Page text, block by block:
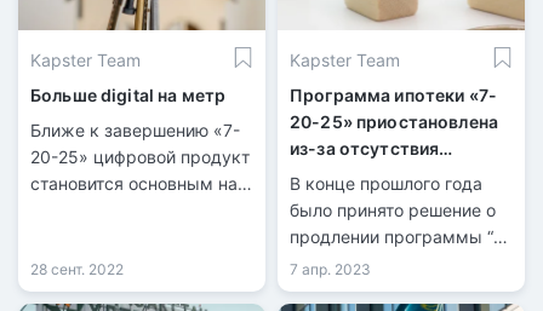
Kapster Team
Больше digital на метр
Ближе к завершению «7-
20-25» цифровой продукт
становится основным на
28 сент. 2022
Kapster Team
Программа ипотеки «7-
20-25» приостановлена
из-за отсутствия
финансирования
В конце прошлого года
было принято решение о
продлении программы “7-
20-25”, до 2029 года в
Казахстане. Тем не
7 апр. 2023